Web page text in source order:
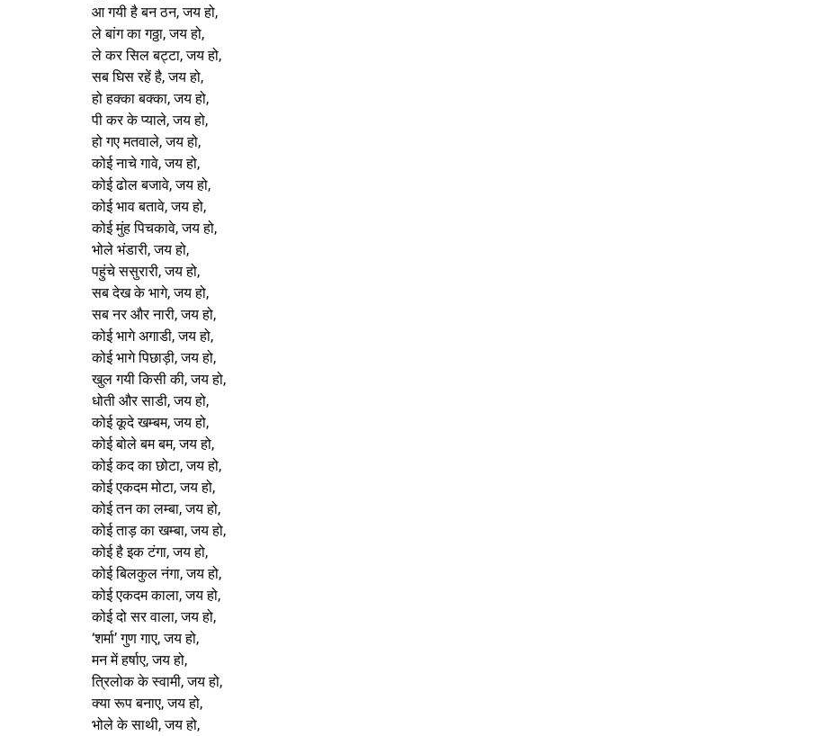
आ गयी है बन ठन, जय हो,
ले बांग का गठ्ठा, जय हो,
ले कर सिल बट्टा, जय हो,
सब घिस रहें है, जय हो,
हो हक्का बक्का, जय हो,
पी कर के प्याले, जय हो,
हो गए मतवाले, जय हो,
कोई नाचे गावे, जय हो,
कोई ढोल बजावे, जय हो,
कोई भाव बतावे, जय हो,
कोई मुंह पिचकावे, जय हो,
भोले भंडारी, जय हो,
पहुंचे ससुरारी, जय हो,
सब देख के भागे, जय हो,
सब नर और नारी, जय हो,
कोई भागे अगाडी, जय हो,
कोई भागे पिछाड़ी, जय हो,
खुल गयी किसी की, जय हो,
धोती और साडी, जय हो,
कोई कूदे खम्बम, जय हो,
कोई बोले बम बम, जय हो,
कोई कद का छोटा, जय हो,
कोई एकदम मोटा, जय हो,
कोई तन का लम्बा, जय हो,
कोई ताड़ का खम्बा, जय हो,
कोई है इक टंगा, जय हो,
कोई बिलकुल नंगा, जय हो,
कोई एकदम काला, जय हो,
कोई दो सर वाला, जय हो,
‘शर्मा’ गुण गाए, जय हो,
मन में हर्षाए, जय हो,
त्रिलोक के स्वामी, जय हो,
क्या रूप बनाए, जय हो,
भोले के साथी, जय हो,